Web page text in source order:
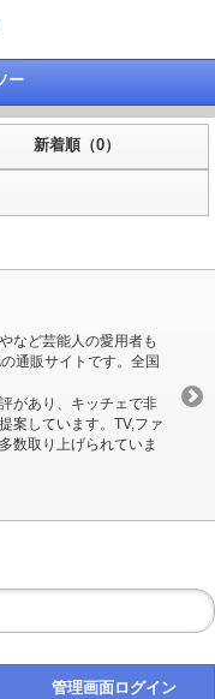
ー
新着順（0）
など芸能人の愛用者も
通販サイトです。全国
があり、キッチェで非
案しています。TV,ファ
数取り上げられていま
管理画面ログイン